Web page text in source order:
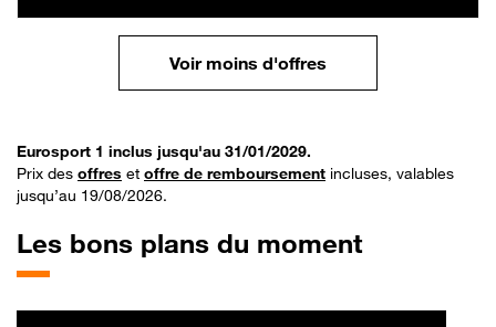
Voir moins d'offres
Eurosport 1 inclus jusqu'au 31/01/2029.
Prix des offres et offre de remboursement incluses, valables
jusqu’au 19/08/2026.
Les bons plans du moment